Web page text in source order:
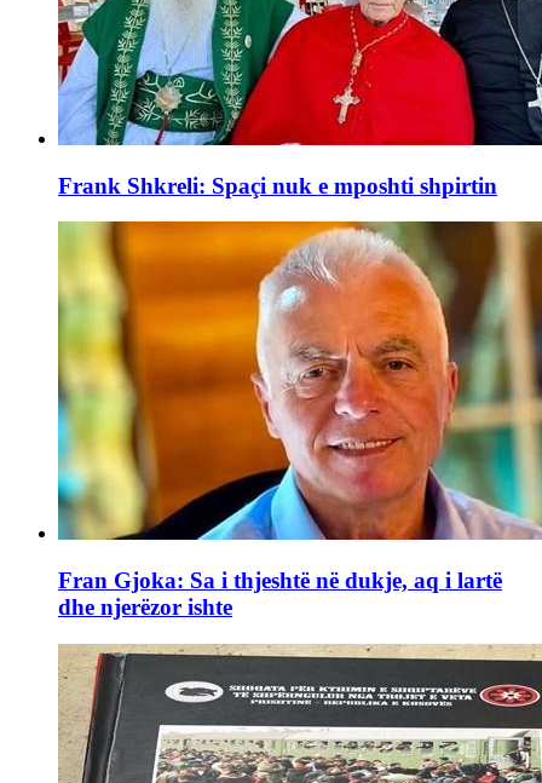
Frank Shkreli: Spaçi nuk e mposhti shpirtin
Fran Gjoka: Sa i thjeshtë në dukje, aq i lartë
dhe njerëzor ishte